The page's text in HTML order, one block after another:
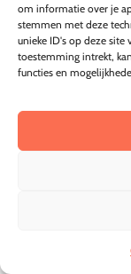
om informatie over je
stemmen met deze
unieke ID's op deze site
toestemming intrekt,
functies en
KvK 69292191
Informatie
Algemene
Annuleer mijn